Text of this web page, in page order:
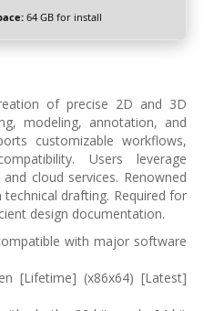
64 GB for install
of precise 2D and 3D
modeling, annotation, and
customizable workflows,
Users leverage
cloud services. Renowned
drafting. Required for
design documentation.
with major software
[Lifetime] (x86x64) [Latest]